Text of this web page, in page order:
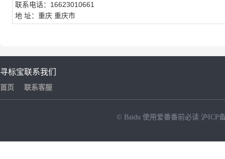
联系电话：16623010661
地 址：重庆 重庆市
寻标宝
首页
联系我们
联系客服
© Baidu 使用爱番番前必读 沪ICP